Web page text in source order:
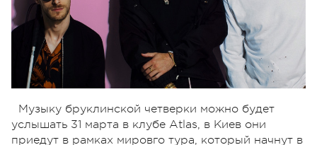
Музыку бруклинской четверки можно будет
услышать 31 марта в клубе Atlas, в Киев они
приедут в рамках мировго тура, который начнут в